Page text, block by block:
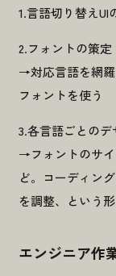
櫻井 七海
ケージデザ
#デザイ
1.言語切り替えUI
2.フォントの策定
→対応言語を網
フォントを使う
3.各言語ごとの
→フォントのサ
ど。コーディン
を調整、という
エンジニア作